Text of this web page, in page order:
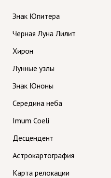
Знак Юпитера
Черная Луна Лилит
Хирон
Лунные узлы
Знак Юноны
Середина неба
Imum Coeli
Десцендент
Астрокартография
Карта релокации